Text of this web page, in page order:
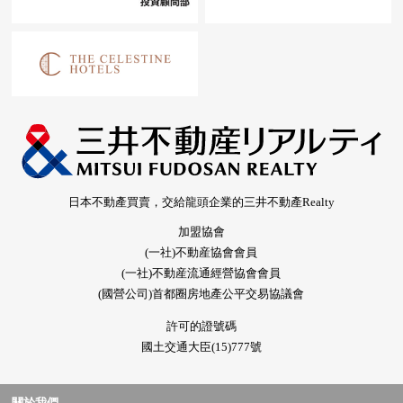
日本不動產買賣，交給龍頭企業的三井不動產Realty
加盟協會
(一社)不動産協會會員
(一社)不動産流通經營協會會員
(國營公司)首都圈房地產公平交易協議會
許可的證號碼
國土交通大臣(15)777號